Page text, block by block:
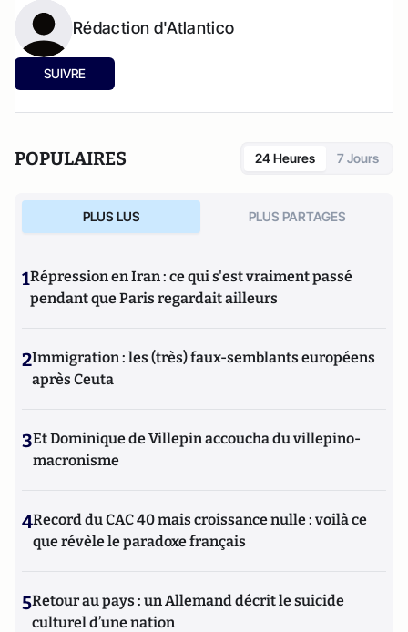
Rédaction d'Atlantico
SUIVRE
POPULAIRES 24 Heures 7 Jours
PLUS LUS PLUS PARTAGES
1Répression en Iran : ce qui s'est vraiment passé
pendant que Paris regardait ailleurs
2Immigration : les (très) faux-semblants européens
après Ceuta
3Et Dominique de Villepin accoucha du villepino-
macronisme
4Record du CAC 40 mais croissance nulle : voilà ce
que révèle le paradoxe français
5Retour au pays : un Allemand décrit le suicide
culturel d’une nation